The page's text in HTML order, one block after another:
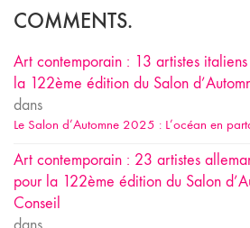
COMMENTS.
Art contemporain : 13 artistes
la 122ème édition du Salon
dans
Le Salon d’Automne 2025 : L’océan en
Art contemporain : 23 artistes
pour la 122ème édition du Salon
Conseil